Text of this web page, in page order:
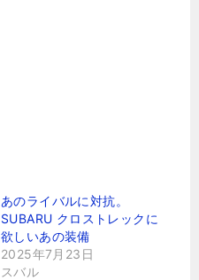
あのライバルに対抗。
SUBARU クロストレックに
欲しいあの装備
2025年7月23日
スバル